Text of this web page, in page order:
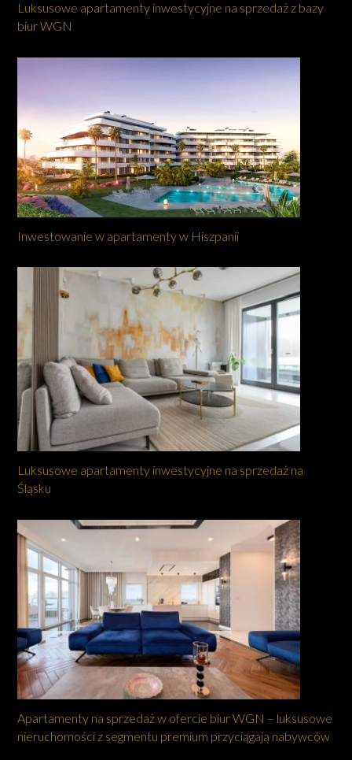
Luksusowe apartamenty inwestycyjne na sprzedaż z bazy
biur WGN
Inwestowanie w apartamenty w Hiszpanii
Luksusowe apartamenty inwestycyjne na sprzedaż na
Śląsku
Apartamenty na sprzedaż w ofercie biur WGN – luksusowe
nieruchomości z segmentu premium przyciągają nabywców